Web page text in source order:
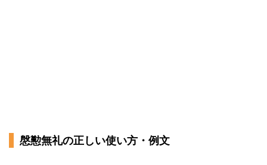
慇懃無礼の正しい使い方・例文